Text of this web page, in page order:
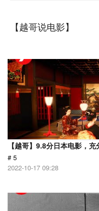
【越哥说电影】
【越哥】9.8分日本电影，
# 5
2022-10-17 09:28